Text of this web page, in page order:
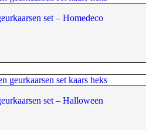
set – Homedeco
set – Halloween